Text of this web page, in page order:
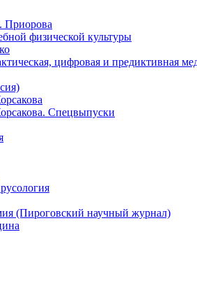
Приорова
физической культуры
цифровая и предиктивная
Спецвыпуски
(Пироговский научный журнал)